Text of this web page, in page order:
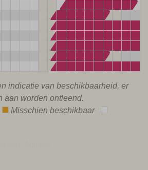
indicatie van beschikbaarheid, er
aan worden ontleend.
Misschien beschikbaar